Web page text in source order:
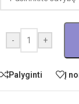
- +
Palyginti Į